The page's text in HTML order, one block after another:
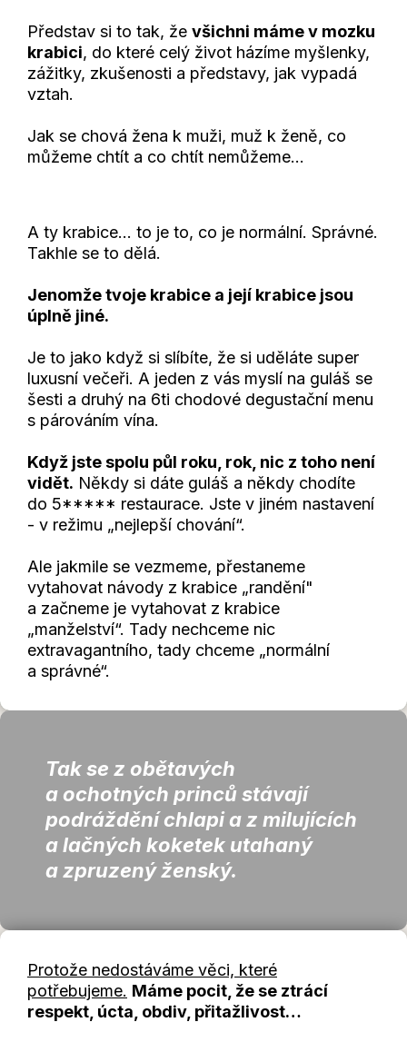
Představ si to tak, že všichni máme v mozku
krabici, do které celý život házíme myšlenky,
zážitky, zkušenosti a představy, jak vypadá
vztah.
Jak se chová žena k muži, muž k ženě, co
můžeme chtít a co chtít nemůžeme…
A ty krabice… to je to, co je normální. Správné.
Takhle se to dělá.
Jenomže tvoje krabice a její krabice jsou
úplně jiné.
Je to jako když si slíbíte, že si uděláte super
luxusní večeři. A jeden z vás myslí na guláš se
šesti a druhý na 6ti chodové degustační menu
s párováním vína.
Když jste spolu půl roku, rok, nic z toho není
vidět. Někdy si dáte guláš a někdy chodíte
do 5***** restaurace. Jste v jiném nastavení
- v režimu „nejlepší chování“.
Ale jakmile se vezmeme, přestaneme
vytahovat návody z krabice „randění"
a začneme je vytahovat z krabice
„manželství“. Tady nechceme nic
extravagantního, tady chceme „normální
a správné“.
Tak se z obětavých
a ochotných princů stávají
podráždění chlapi a z milujících
a lačných koketek utahaný
a zpruzený ženský.
Protože nedostáváme věci, které
potřebujeme. Máme pocit, že se ztrácí
respekt, úcta, obdiv, přitažlivost…